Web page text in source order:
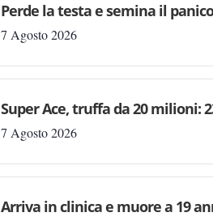
Perde la testa e semina il
7 Agosto 2026
Super Ace, truffa da 20 milioni:
7 Agosto 2026
Arriva in clinica e muore a 19